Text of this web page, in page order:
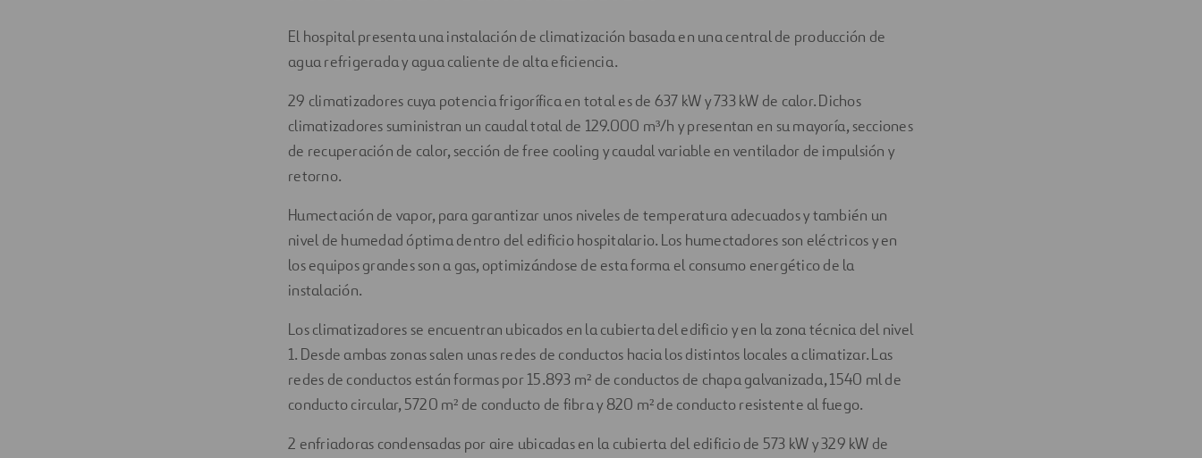
El hospital presenta una instalación de climatización basada en una central de producción de
agua refrigerada y agua caliente de alta eficiencia.
29 climatizadores cuya potencia frigorífica en total es de 637 kW y 733 kW de calor. Dichos
climatizadores suministran un caudal total de 129.000 m³/h y presentan en su mayoría, secciones
de recuperación de calor, sección de free cooling y caudal variable en ventilador de impulsión y
retorno.
Humectación de vapor, para garantizar unos niveles de temperatura adecuados y también un
nivel de humedad óptima dentro del edificio hospitalario. Los humectadores son eléctricos y en
los equipos grandes son a gas, optimizándose de esta forma el consumo energético de la
instalación.
Los climatizadores se encuentran ubicados en la cubierta del edificio y en la zona técnica del nivel
1. Desde ambas zonas salen unas redes de conductos hacia los distintos locales a climatizar. Las
redes de conductos están formas por 15.893 m² de conductos de chapa galvanizada, 1540 ml de
conducto circular, 5720 m² de conducto de fibra y 820 m² de conducto resistente al fuego.
2 enfriadoras condensadas por aire ubicadas en la cubierta del edificio de 573 kW y 329 kW de